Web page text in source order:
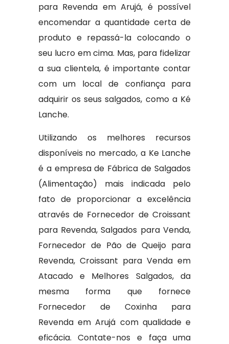
para Revenda em Arujá, é possível
encomendar a quantidade certa de
produto e repassá-la colocando o
seu lucro em cima. Mas, para fidelizar
a sua clientela, é importante contar
com um local de confiança para
adquirir os seus salgados, como a Ké
Lanche.
Utilizando os melhores recursos
disponíveis no mercado, a Ke Lanche
é a empresa de Fábrica de Salgados
(Alimentação) mais indicada pelo
fato de proporcionar a excelência
através de Fornecedor de Croissant
para Revenda, Salgados para Venda,
Fornecedor de Pão de Queijo para
Revenda, Croissant para Venda em
Atacado e Melhores Salgados, da
mesma forma que fornece
Fornecedor de Coxinha para
Revenda em Arujá com qualidade e
eficácia. Contate-nos e faça uma